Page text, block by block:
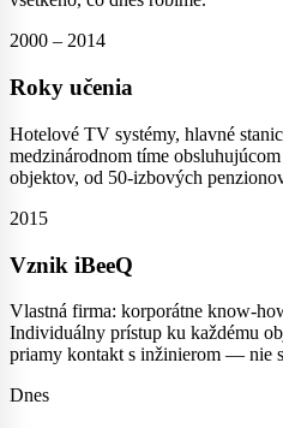
2000 – 2014
Roky učenia
Hotelové TV systémy, hlavné
medzinárodnom tíme
objektov, od 50-izbových
2015
Vznik iBeeQ
Vlastná firma: korporátne know-
Individuálny prístup ku každému
priamy kontakt s inžinierom — nie
Dnes